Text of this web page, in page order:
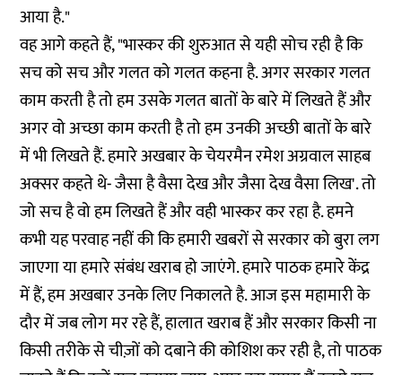
आया है."
वह आगे कहते हैं, "भास्कर की शुरुआत से यही सोच रही है कि
सच को सच और गलत को गलत कहना है. अगर सरकार गलत
काम करती है तो हम उसके गलत बातों के बारे में लिखते हैं और
अगर वो अच्छा काम करती है तो हम उनकी अच्छी बातों के बारे
में भी लिखते हैं. हमारे अखबार के चेयरमैन रमेश अग्रवाल साहब
अक्सर कहते थे- जैसा है वैसा देख और जैसा देख वैसा लिख'. तो
जो सच है वो हम लिखते हैं और वही भास्कर कर रहा है. हमने
कभी यह परवाह नहीं की कि हमारी खबरों से सरकार को बुरा लग
जाएगा या हमारे संबंध खराब हो जाएंगे. हमारे पाठक हमारे केंद्र
में हैं, हम अखबार उनके लिए निकालते है. आज इस महामारी के
दौर में जब लोग मर रहे हैं, हालात खराब हैं और सरकार किसी ना
किसी तरीके से चीज़ों को दबाने की कोशिश कर रही है, तो पाठक